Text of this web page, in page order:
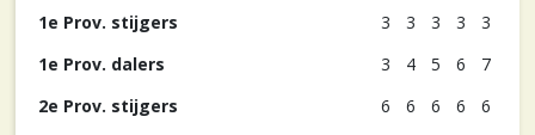
1e Prov. stijgers 3 3 3 3
3
1e Prov. dalers
3 4 5 6
7
2e Prov. stijgers
6 6 6 6
6